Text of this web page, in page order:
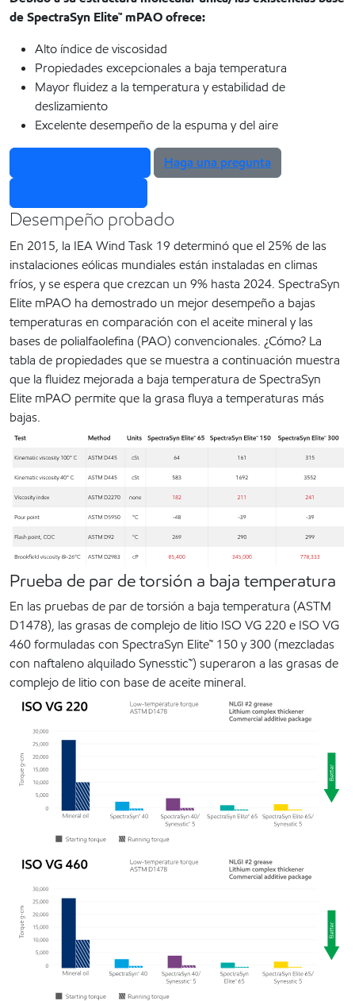
de SpectraSyn Elite™ mPAO ofrece:
Alto índice de viscosidad
Propiedades excepcionales a baja temperatura
Mayor fluidez a la temperatura y estabilidad de
deslizamiento
Excelente desempeño de la espuma y del aire
Haga una pregunta
Desempeño probado
En 2015, la IEA Wind Task 19 determinó que el 25% de las
instalaciones eólicas mundiales están instaladas en climas
fríos, y se espera que crezcan un 9% hasta 2024. SpectraSyn
Elite mPAO ha demostrado un mejor desempeño a bajas
temperaturas en comparación con el aceite mineral y las
bases de polialfaolefina (PAO) convencionales. ¿Cómo? La
tabla de propiedades que se muestra a continuación muestra
que la fluidez mejorada a baja temperatura de SpectraSyn
Elite mPAO permite que la grasa fluya a temperaturas más
bajas.
Prueba de par de torsión a baja temperatura
En las pruebas de par de torsión a baja temperatura (ASTM
D1478), las grasas de complejo de litio ISO VG 220 e ISO VG
460 formuladas con SpectraSyn Elite™ 150 y 300 (mezcladas
con naftaleno alquilado Synesstic™) superaron a las grasas de
complejo de litio con base de aceite mineral.